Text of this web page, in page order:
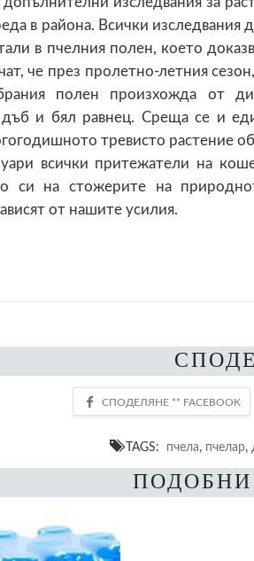
в paйoнa. Всички изследвания
в пчелния полен, което
че през пролетно-летния
полен произхожда от
дъб и бял равнец. Среща се и
тревисто растение
всички притежатели на
си на стожерите на
от нашите усилия.
TAGS: пчела, пчелар,